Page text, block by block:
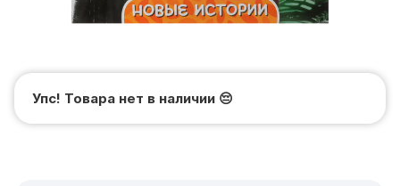
Упс! Товара нет в наличии 😔